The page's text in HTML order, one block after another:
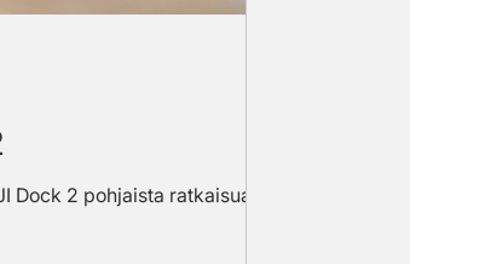
2 pohjaista ratkaisua,